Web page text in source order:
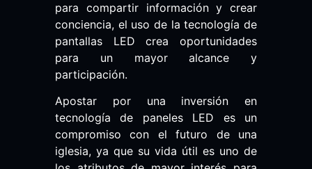
para compartir información y crear
conciencia, el uso de la tecnología de
pantallas LED crea oportunidades
para un mayor alcance y
participación.
Apostar por una inversión en
tecnología de paneles LED es un
compromiso con el futuro de una
iglesia, ya que su vida útil es uno de